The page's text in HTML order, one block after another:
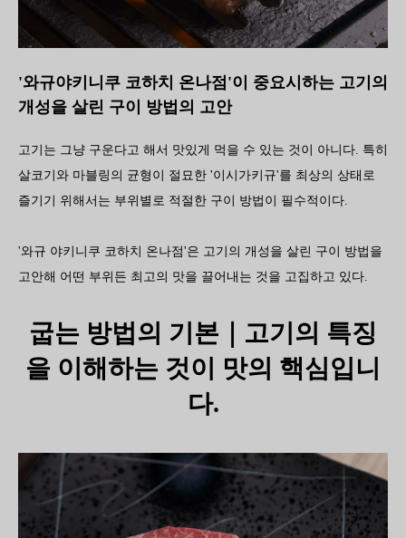
'와규야키니쿠 코하치 온나점'이 중요시하는 고기의
개성을 살린 구이 방법의 고안
고기는 그냥 구운다고 해서 맛있게 먹을 수 있는 것이 아니다. 특히
살코기와 마블링의 균형이 절묘한 '이시가키규'를 최상의 상태로
즐기기 위해서는 부위별로 적절한 구이 방법이 필수적이다.
'와규 야키니쿠 코하치 온나점'은 고기의 개성을 살린 구이 방법을
고안해 어떤 부위든 최고의 맛을 끌어내는 것을 고집하고 있다.
굽는 방법의 기본｜고기의 특징
을 이해하는 것이 맛의 핵심입니
다.